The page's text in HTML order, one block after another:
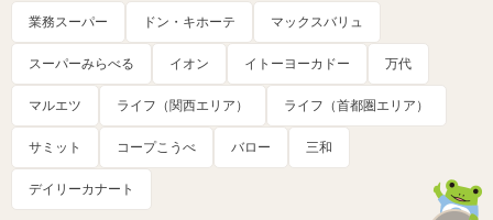
業務スーパー ドン・キホーテ マックスバリュ
スーパーみらべる イオン イトーヨーカドー 万代
マルエツ ライフ（関西エリア） ライフ（首都圏エリア）
サミット コープこうべ バロー 三和
デイリーカナート